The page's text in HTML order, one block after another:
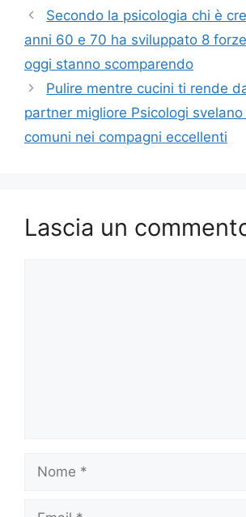
Secondo la psicologia chi è
anni 60 e 70 ha sviluppato 8
oggi stanno scomparendo
Pulire mentre cucini ti rende
partner migliore Psicologi
comuni nei compagni eccellenti
Lascia un